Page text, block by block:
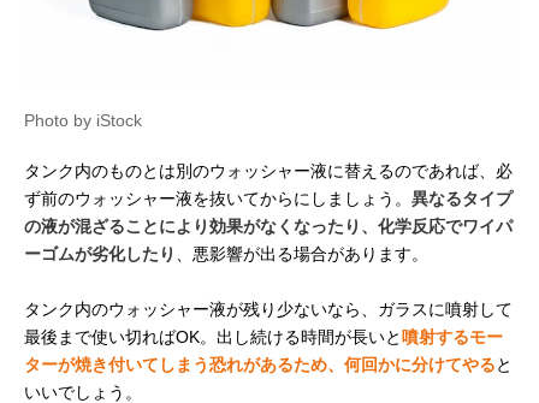
Photo by iStock
タンク内のものとは別のウォッシャー液に替えるのであれば、必
ず前のウォッシャー液を抜いてからにしましょう。 異なるタイプ
の液が混ざることにより効果がなくなったり、化学反応でワイパ
ーゴムが劣化したり
、悪影響が出る場合があります。
タンク内のウォッシャー液が残り少ないなら、ガラスに噴射して
最後まで使い切ればOK。出し続ける時間が長いと噴射するモー
ターが焼き付いてしまう恐れがあるため、何回かに分けてやると
いいでしょう。